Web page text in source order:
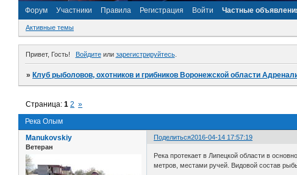
Форум Участники Правила Регистрация Войти Частные
Активные темы
Привет, Гость! Войдитеили зарегистрируйтесь.
» Клуб рыболовов, охотников и грибников Воронежской области
Река Олым
Страница:1 2 »
Поделиться2016-04-14 17:57:19
Manukovskiy
Ветеран
Река протекает в Липецкой области в
метров, местами ручей. Видовой состав